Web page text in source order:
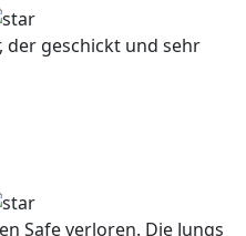
der geschickt und sehr
Safe verloren. Die Jungs